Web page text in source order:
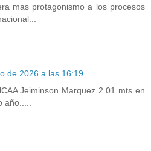
mas protagonismo a los procesos
de 2026 a las 16:19
Jeiminson Marquez 2.01 mts en